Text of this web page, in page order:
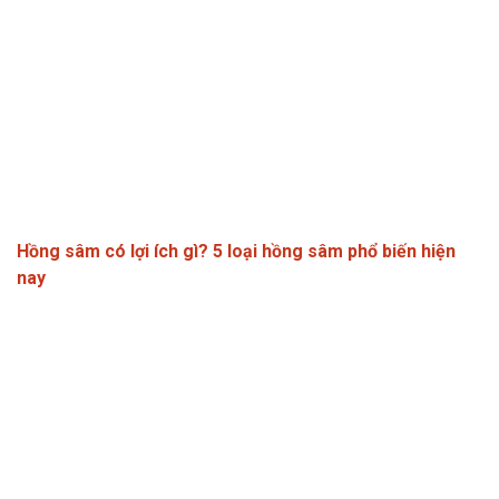
Hồng sâm có lợi ích gì? 5 loại hồng sâm phổ biến hiện
nay